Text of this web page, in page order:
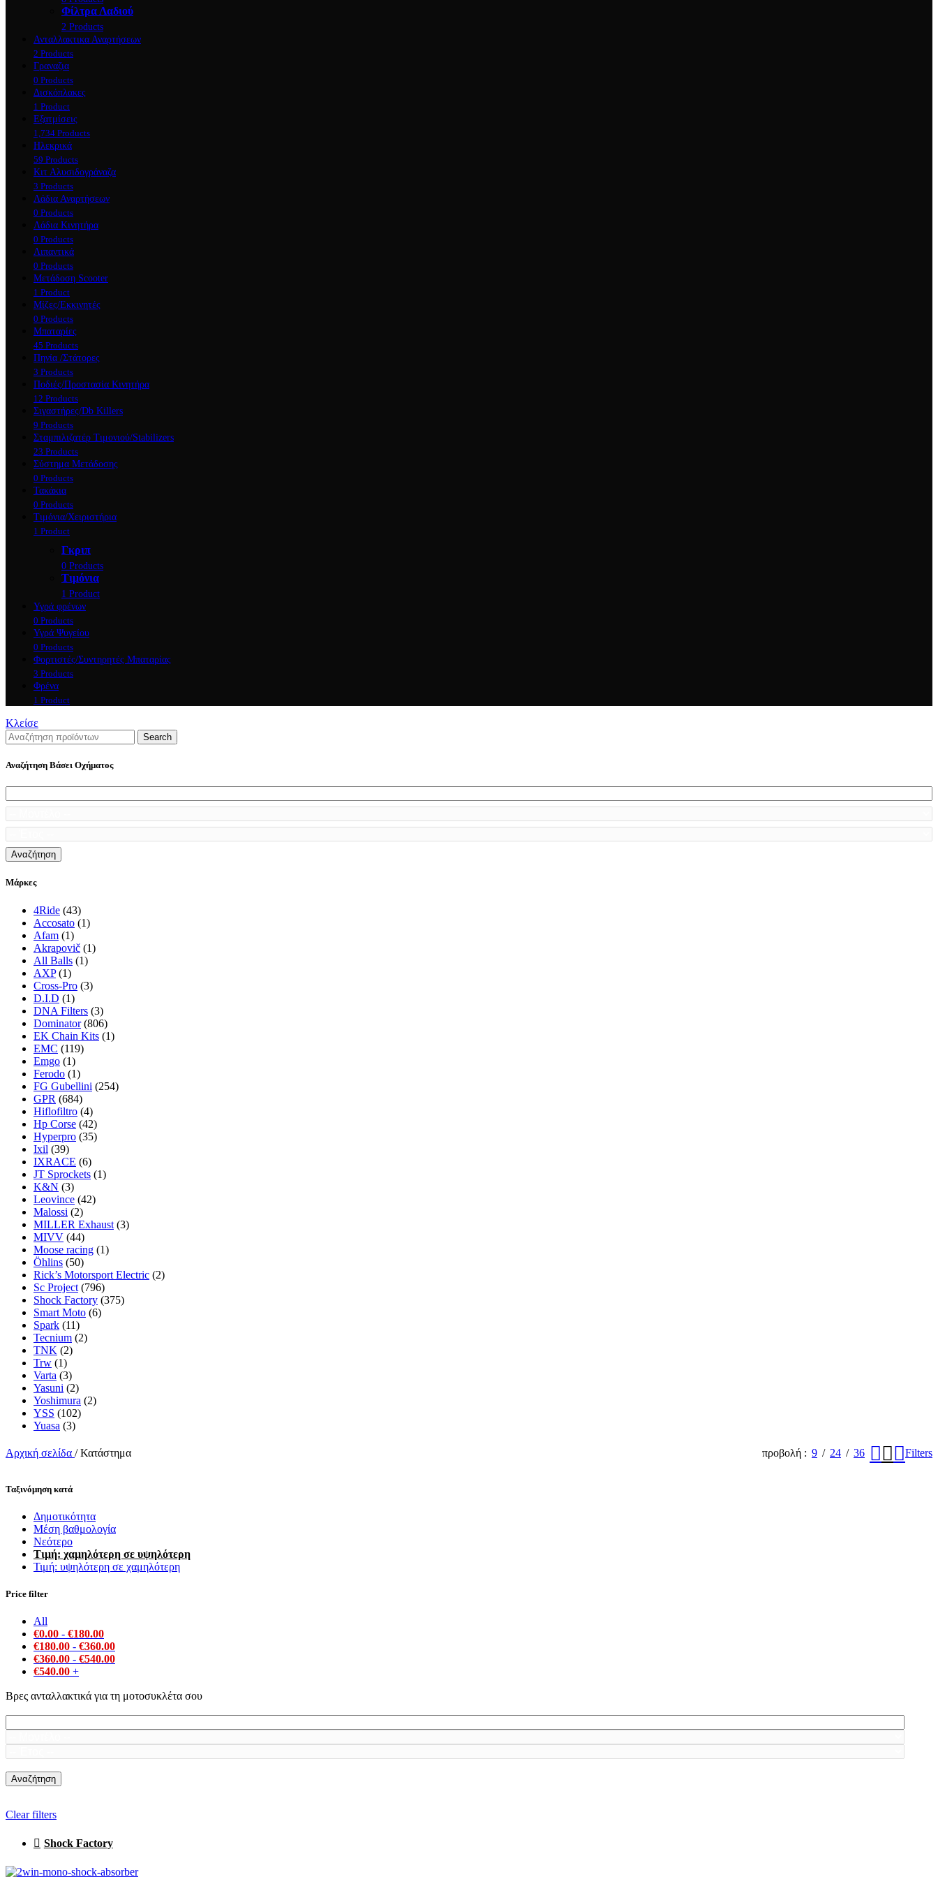
Φίλτρα Λαδιού
2 Products
Ανταλλακτικα Αναρτήσεων
2 Products
Γραναζια
0 Products
Δισκόπλακες
1 Product
Εξατμίσεις
1,734 Products
Ηλεκρικά
59 Products
Κιτ Αλυσιδογράναζα
3 Products
Λάδια Αναρτήσεων
0 Products
Λάδια Κινητήρα
0 Products
Λιπαντικά
0 Products
Μετάδοση Scooter
1 Product
Μίζες/Εκκινητές
0 Products
Μπαταρίες
45 Products
Πηνία /Στάτορες
3 Products
Ποδιές/Προστασία Κινητήρα
12 Products
Σιγαστήρες/Db Killers
9 Products
Σταμπιλιζατέρ Τιμονιού/Stabilizers
23 Products
Σύστημα Μετάδοσης
0 Products
Τακάκια
0 Products
Τιμόνια/Χειριστήρια
1 Product
Γκριπ
0 Products
Τιμόνια
1 Product
Υγρά φρένων
0 Products
Υγρά Ψυγείου
0 Products
Φορτιστές/Συντηρητές Μπαταρίας
3 Products
Φρένα
1 Product
Κλείσε
Search
Αναζήτηση Βάσει Οχήματος
Αναζήτηση
Μάρκες
4Ride (43)
Accosato (1)
Afam (1)
Akrapovič (1)
All Balls (1)
AXP (1)
Cross-Pro (3)
D.I.D (1)
DNA Filters (3)
Dominator (806)
EK Chain Kits (1)
EMC (119)
Emgo (1)
Ferodo (1)
FG Gubellini (254)
GPR (684)
Hiflofiltro (4)
Hp Corse (42)
Hyperpro (35)
Ixil (39)
IXRACE (6)
JT Sprockets (1)
K&N (3)
Leovince (42)
Malossi (2)
MILLER Exhaust (3)
MIVV (44)
Moose racing (1)
Öhlins (50)
Rick’s Motorsport Electric (2)
Sc Project (796)
Shock Factory (375)
Smart Moto (6)
Spark (11)
Tecnium (2)
TNK (2)
Trw (1)
Varta (3)
Yasuni (2)
Yoshimura (2)
YSS (102)
Yuasa (3)
Αρχική σελίδα / Κατάστημα προβολή 9 24 36 Filters
Ταξινόμηση κατά
Δημοτικότητα
Μέση βαθμολογία
Νεότερο
Τιμή: χαμηλότερη σε υψηλότερη
Τιμή: υψηλότερη σε χαμηλότερη
Price filter
All
€0.00 - €180.00
€180.00 - €360.00
€360.00 - €540.00
€540.00 +
Βρες ανταλλακτικά για τη μοτοσυκλέτα σου
Αναζήτηση
Clear filters
Shock Factory